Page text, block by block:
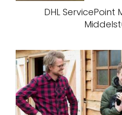
DHL ServicePoint